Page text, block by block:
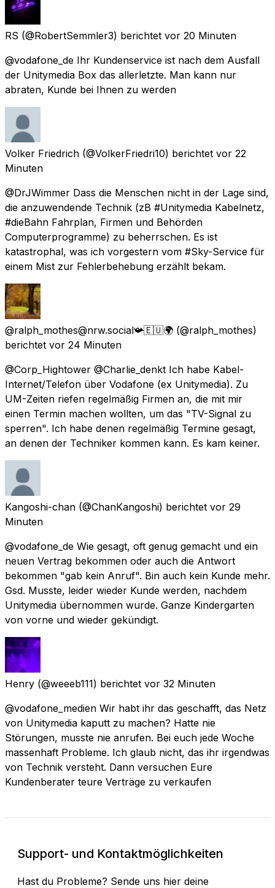
RS (@RobertSemmler3) berichtet vor 20 Minuten
@vodafone_de Ihr Kundenservice ist nach dem Ausfall
der Unitymedia Box das allerletzte. Man kann nur
abraten, Kunde bei Ihnen zu werden
Volker Friedrich (@VolkerFriedri10) berichtet vor 22
Minuten
@DrJWimmer Dass die Menschen nicht in der Lage sind,
die anzuwendende Technik (zB #Unitymedia Kabelnetz,
#dieBahn Fahrplan, Firmen und Behörden
Computerprogramme) zu beherrschen. Es ist
katastrophal, was ich vorgestern vom #Sky-Service für
einem Mist zur Fehlerbehebung erzählt bekam.
@ralph_mothes@nrw.social📯🇪🇺🌍 (@ralph_mothes)
berichtet vor 24 Minuten
@Corp_Hightower @Charlie_denkt Ich habe Kabel-
Internet/Telefon über Vodafone (ex Unitymedia). Zu
UM-Zeiten riefen regelmäßig Firmen an, die mit mir
einen Termin machen wollten, um das "TV-Signal zu
sperren". Ich habe denen regelmäßig Termine gesagt,
an denen der Techniker kommen kann. Es kam keiner.
Kangoshi-chan (@ChanKangoshi) berichtet vor 29
Minuten
@vodafone_de Wie gesagt, oft genug gemacht und ein
neuen Vertrag bekommen oder auch die Antwort
bekommen "gab kein Anruf". Bin auch kein Kunde mehr.
Gsd. Musste, leider wieder Kunde werden, nachdem
Unitymedia übernommen wurde. Ganze Kindergarten
von vorne und wieder gekündigt.
Henry (@weeeb111) berichtet vor 32 Minuten
@vodafone_medien Wir habt ihr das geschafft, das Netz
von Unitymedia kaputt zu machen? Hatte nie
Störungen, musste nie anrufen. Bei euch jede Woche
massenhaft Probleme. Ich glaub nicht, das ihr irgendwas
von Technik versteht. Dann versuchen Eure
Kundenberater teure Verträge zu verkaufen
Support- und Kontaktmöglichkeiten
Hast du Probleme? Sende uns hier deine